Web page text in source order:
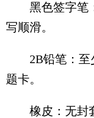
黑色签字笔：
写顺滑。
2B铅笔：至
题卡。
橡皮：无封套